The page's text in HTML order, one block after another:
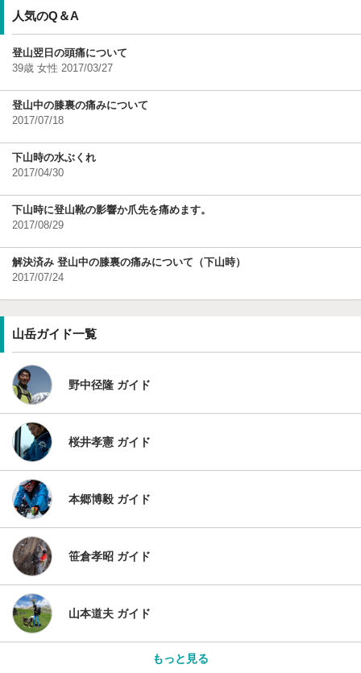
人気のQ＆A
登山翌日の頭痛について
39歳 女性 2017/03/27
登山中の膝裏の痛みについて
2017/07/18
下山時の水ぶくれ
2017/04/30
下山時に登山靴の影響か爪先を痛めます。
2017/08/29
解決済み 登山中の膝裏の痛みについて（下山時）
2017/07/24
山岳ガイド一覧
野中径隆 ガイド
桜井孝憲 ガイド
本郷博毅 ガイド
笹倉孝昭 ガイド
山本道夫 ガイド
もっと見る